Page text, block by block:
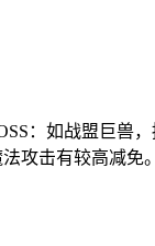
：如战盟巨兽
攻击有较高减免